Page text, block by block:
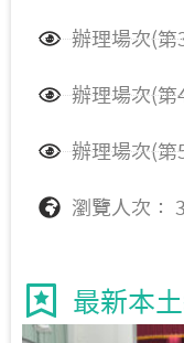
辦理場次(第
辦理場次(第
辦理場次(第
瀏覽人次：
最新本